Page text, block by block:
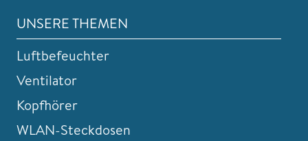
UNSERE THEMEN
Luftbefeuchter
Ventilator
Kopfhörer
WLAN-Steckdosen